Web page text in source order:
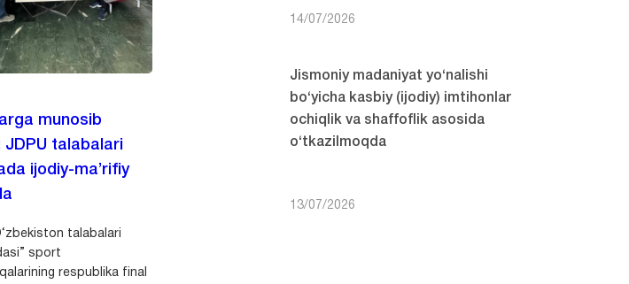
munosib
JDPU talabalari
ijodiy-ma’rifiy
talabalari
sport
respublika final
14/07/2026
Jismoniy madaniyat yo‘nalishi
bo‘yicha kasbiy (ijodiy) imtihonlar
ochiqlik va shaffoflik asosida
o‘tkazilmoqda
13/07/2026